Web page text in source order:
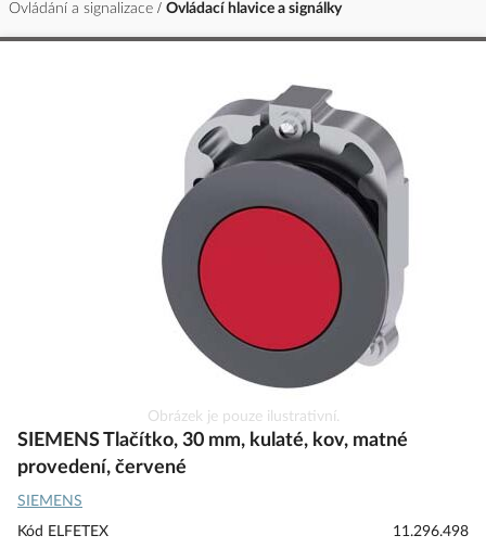
Ovládání a signalizace
Ovládací hlavice a signálky
na
začátek
galerie
s
obrázky
Obrázek je pouze ilustrativní.
SIEMENS Tlačítko, 30 mm, kulaté, kov, matné
provedení, červené
SIEMENS
Kód ELFETEX
11.296.498